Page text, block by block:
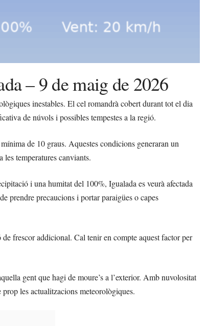
– 9 de maig de 2026
inestables. El cel romandrà cobert durant tot el dia
de núvols i possibles tempestes a la regió.
de 10 graus. Aquestes condicions generaran un
temperatures canviants.
i una humitat del 100%, Igualada es veurà afectada
prendre precaucions i portar paraigües o capes
frescor addicional. Cal tenir en compte aquest factor per
gent que hagi de moure’s a l’exterior. Amb nuvolositat
les actualitzacions meteorològiques.